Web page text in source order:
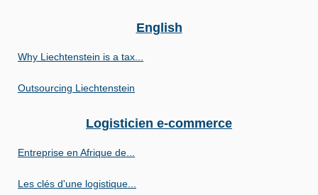
English
Why Liechtenstein is a tax...
Outsourcing Liechtenstein
Logisticien e-commerce
Entreprise en Afrique de...
Les clés d'une logistique...